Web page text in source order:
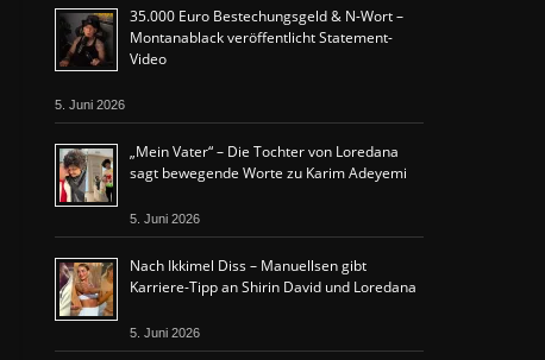
35.000 Euro Bestechungsgeld & N-Wort –
Montanablack veröffentlicht Statement-
Video
5. Juni 2026
„Mein Vater“ – Die Tochter von Loredana
sagt bewegende Worte zu Karim Adeyemi
5. Juni 2026
Nach Ikkimel Diss – Manuellsen gibt
Karriere-Tipp an Shirin David und Loredana
5. Juni 2026